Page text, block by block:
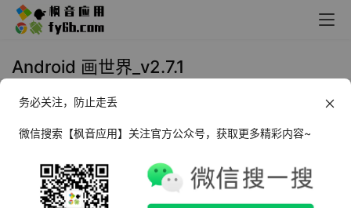
Android 画世界_v2.7.1
2024年11月22日 10:25
软件介绍
画世界App绘画软件
是一款原创绘画创作交流软件。如果你
务必关注，防止走丢
微信搜索【枫音应用】关注官方公众号，获取更多精彩内容~